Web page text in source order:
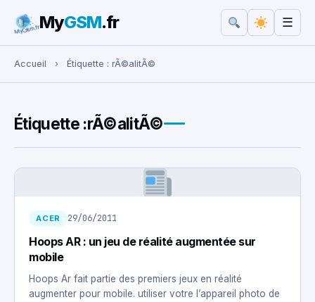
Rechercher :
MyGSM.fr ☰
Accueil › Étiquette : rÃ©alitÃ©
Étiquette :rÃ©alitÃ©
ACER 29/06/2011
Hoops AR : un jeu de réalité augmentée sur
mobile
Hoops Ar fait partie des premiers jeux en réalité
augmenter pour mobile. utiliser votre l’appareil photo de